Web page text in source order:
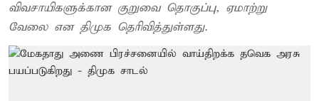
விவசாயிகளுக்கான குறுவை தொகுப்பு, ஏமாற்று
வேலை என திமுக தெரிவித்துள்ளது.